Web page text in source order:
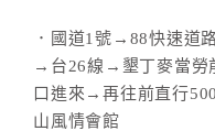
．國道1號→88快速道
→台26線→墾丁麥當勞
口進來→再往前直行
山風情會館